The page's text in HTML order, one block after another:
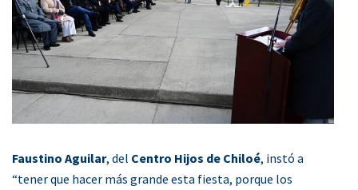
Faustino Aguilar, del Centro Hijos de Chiloé, instó a
“tener que hacer más grande esta fiesta, porque los